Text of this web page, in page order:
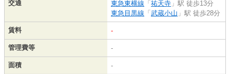
交通
東急東横線 「 祐天寺 」駅 徒歩13分
東急目黒線 「 武蔵小山 」駅 徒歩28分
賃料 -
管理費等 -
面積 -